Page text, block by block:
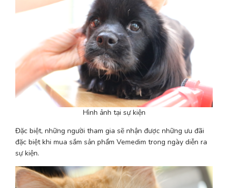
Hình ảnh tại sự kiện
Đặc biệt, những người tham gia sẽ nhận được những ưu đãi
đặc biệt khi mua sắm sản phẩm Vemedim trong ngày diễn ra
sự kiện.